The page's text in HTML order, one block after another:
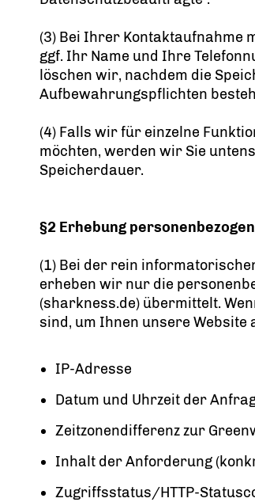
(3) Bei Ihrer Kontaktaufnahme
ggf. Ihr Name und Ihre
löschen wir, nachdem die
Aufbewahrungspflichten
(4) Falls wir für einzelne
möchten, werden wir Sie
Speicherdauer.
§2 Erhebung
(1) Bei der rein
erheben wir nur die
(sharkness.de) übermittelt.
sind, um Ihnen unsere Website
IP-Adresse
Datum und Uhrzeit der
Zeitzonendifferenz zur
Inhalt der Anforderung
Zugriffsstatus/HTTP-